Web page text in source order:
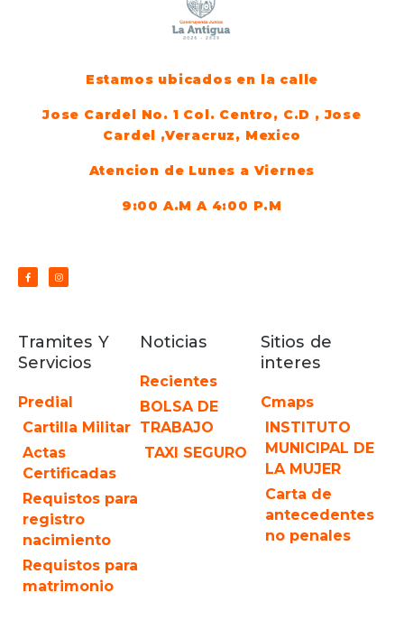
Estamos ubicados en la calle
Jose Cardel No. 1 Col. Centro, C.D , Jose
Cardel ,Veracruz, Mexico
Atencion de Lunes a Viernes
9:00 A.M A 4:00 P.M
Tramites Y
Servicios
Predial
Cartilla Militar
Actas
Certificadas
Requistos para
registro
nacimiento
Requistos para
matrimonio
Noticias
Recientes
BOLSA DE
TRABAJO
TAXI SEGURO
Sitios de
interes
Cmaps
INSTITUTO
MUNICIPAL DE
LA MUJER
Carta de
antecedentes
no penales